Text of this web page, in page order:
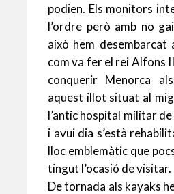
podien. Els monitors
l’ordre però amb no
això hem desembarcat
com va fer el rei Alfons
conquerir Menorca
aquest illot situat al
l’antic hospital militar de
i avui dia s’està
lloc emblemàtic que
tingut l’ocasió de visitar.
De tornada als kayaks